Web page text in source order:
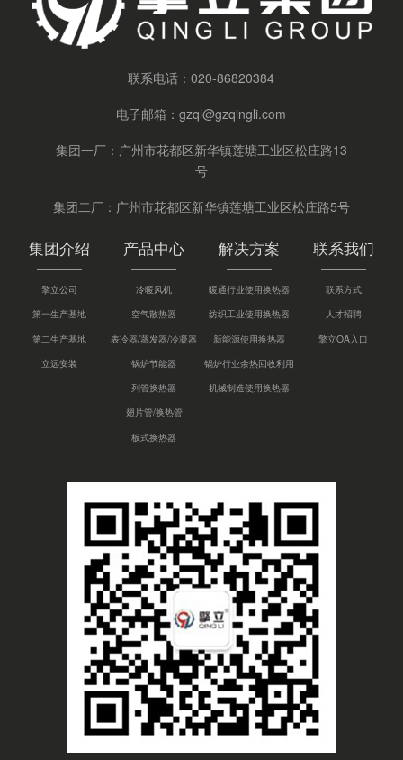
联系电话：020-86820384
电子邮箱：gzql@gzqingli.com
集团一厂：广州市花都区新华镇莲塘工业区松庄路13
号
集团二厂：广州市花都区新华镇莲塘工业区松庄路5号
集团介绍
擎立公司
第一生产基地
第二生产基地
立远安装
产品中心
冷暖风机
空气散热器
表冷器/蒸发器/冷凝器
锅炉节能器
列管换热器
翅片管/换热管
板式换热器
解决方案
暖通行业使用换热器
纺织工业使用换热器
新能源使用换热器
锅炉行业余热回收利用
机械制造使用换热器
联系我们
联系方式
人才招聘
擎立OA入口